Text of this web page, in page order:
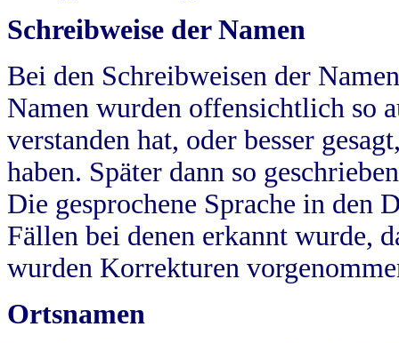
Schreibweise der Namen
Bei den Schreibweisen der
Namen wurden offensichtlich so
verstanden hat, oder besser
haben. Später dann so
Die gesprochene Sprache in
Fällen bei denen erkannt wurde,
wurden Korrekturen
Ortsnamen